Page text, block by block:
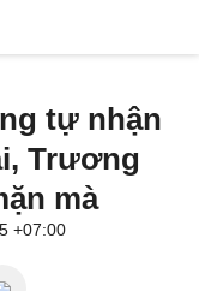
tự nhận
Trương
mà
+07:00